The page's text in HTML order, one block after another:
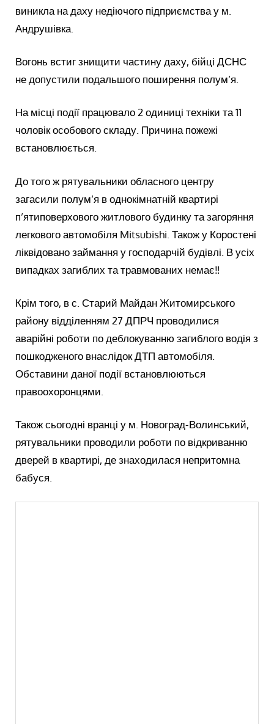
виникла на даху недіючого підприємства у м.
Андрушівка.
Вогонь встиг знищити частину даху, бійці ДСНС
не допустили подальшого поширення полум’я.
На місці події працювало 2 одиниці техніки та 11
чоловік особового складу. Причина пожежі
встановлюється.
До того ж рятувальники обласного центру
загасили полум’я в однокімнатній квартирі
п’ятиповерхового житлового будинку та загоряння
легкового автомобіля Mitsubishi. Також у Коростені
ліквідовано займання у господарчій будівлі. В усіх
випадках загиблих та травмованих немає‼️
Крім того, в с. Старий Майдан Житомирського
району відділенням 27 ДПРЧ проводилися
аварійні роботи по деблокуванню загиблого водія з
пошкодженого внаслідок ДТП автомобіля.
Обставини даної події встановлюються
правоохоронцями.
Також сьогодні вранці у м. Новоград-Волинський,
рятувальники проводили роботи по відкриванню
дверей в квартирі, де знаходилася непритомна
бабуся.